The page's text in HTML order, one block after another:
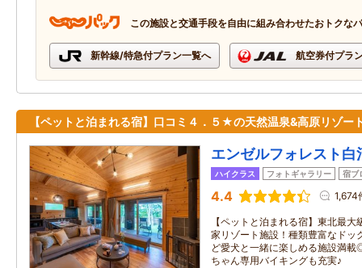
この施設と交通手段を自由に組み合わせたおトクな
新幹線/特急付プラン一覧へ 航空券付プラ
【ペットと泊まれる宿】口コミ４．５★の天然温泉&高原リゾー
エンゼルフォレスト白
ハイクラス フォトギャラリー 宿ブ
4.4 1,674
【ペットと泊まれる宿】東北最
家リゾート施設！種類豊富なドッ
ど愛犬と一緒に楽しめる施設満
ちゃん専用バイキングも充実♪